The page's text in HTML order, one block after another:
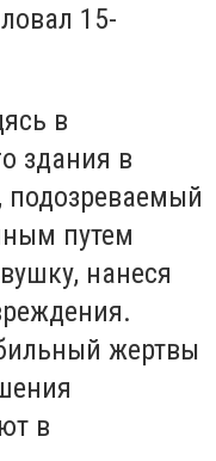
15-
в
здания в
путем
нанеся
жертвы
в